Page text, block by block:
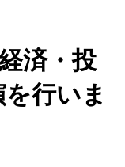
済・投
行いま